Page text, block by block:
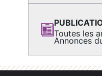
Toutes les
Annonces